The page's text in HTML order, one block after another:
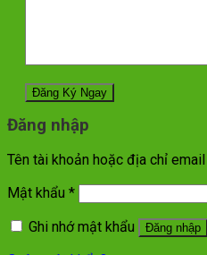
Đăng nhập
Tên tài khoản hoặc địa chỉ email
Mật khẩu *
Ghi nhớ mật khẩu
Đăng nhập